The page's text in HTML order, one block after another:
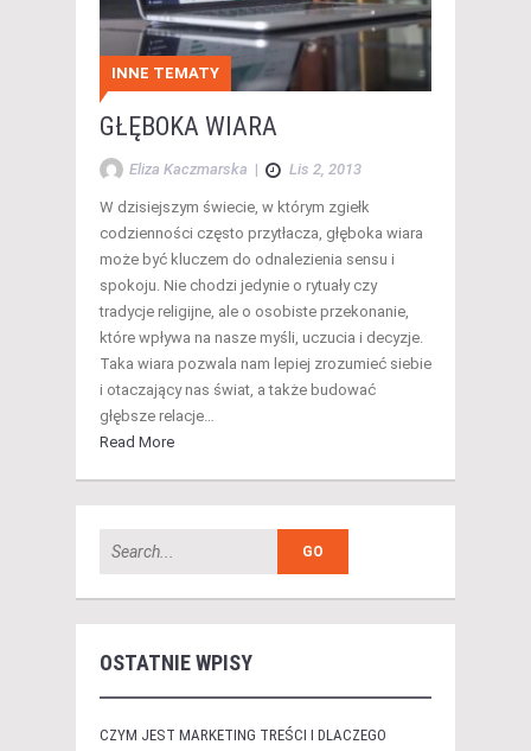
INNE TEMATY
GŁĘBOKA WIARA
Eliza Kaczmarska | Lis 2, 2013
W dzisiejszym świecie, w którym zgiełk
codzienności często przytłacza, głęboka wiara
może być kluczem do odnalezienia sensu i
spokoju. Nie chodzi jedynie o rytuały czy
tradycje religijne, ale o osobiste przekonanie,
które wpływa na nasze myśli, uczucia i decyzje.
Taka wiara pozwala nam lepiej zrozumieć siebie
i otaczający nas świat, a także budować
głębsze relacje…
Read More
OSTATNIE WPISY
CZYM JEST MARKETING TREŚCI I DLACZEGO